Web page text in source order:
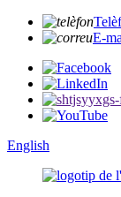
E-
English